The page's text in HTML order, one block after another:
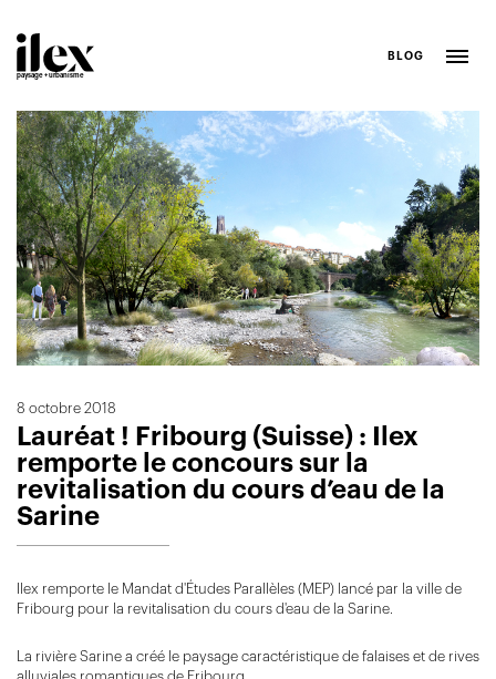
paysage + urbanisme
BLOG
Agence
Portfolio
Blog
8 octobre 2018
Lauréat ! Fribourg (Suisse) : Ilex
remporte le concours sur la
revitalisation du cours d’eau de la
Sarine
Ilex remporte le Mandat d'Études Parallèles (MEP) lancé par la ville de
Fribourg pour la revitalisation du cours d'eau de la Sarine.
La rivière Sarine a créé le paysage caractéristique de falaises et de rives
alluviales romantiques de Fribourg.